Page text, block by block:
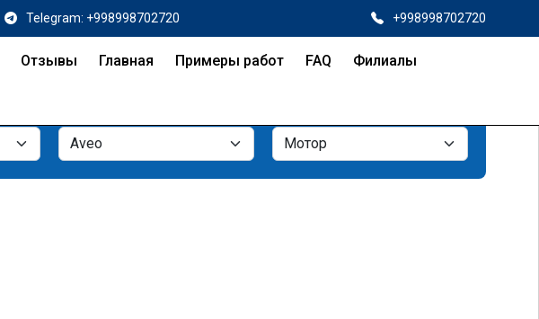
Telegram: +998998702720 +998998702720
Отзывы Главная Примеры работ FAQ Филиалы